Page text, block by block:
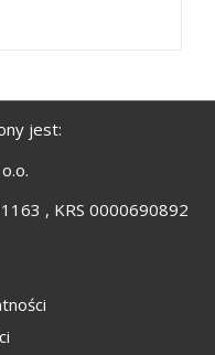
jest:
, KRS 0000690892